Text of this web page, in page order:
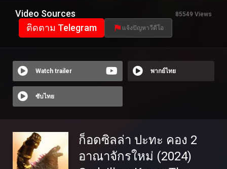
Video Sources 85549 Views
ติดตาม Telegram แจ้งปัญหาวีดีโอ
Watch trailer พากย์ไทย
ซับไทย
ก็อดซิลล่า ปะทะ คอง 2
อาณาจักรใหม่ (2024)